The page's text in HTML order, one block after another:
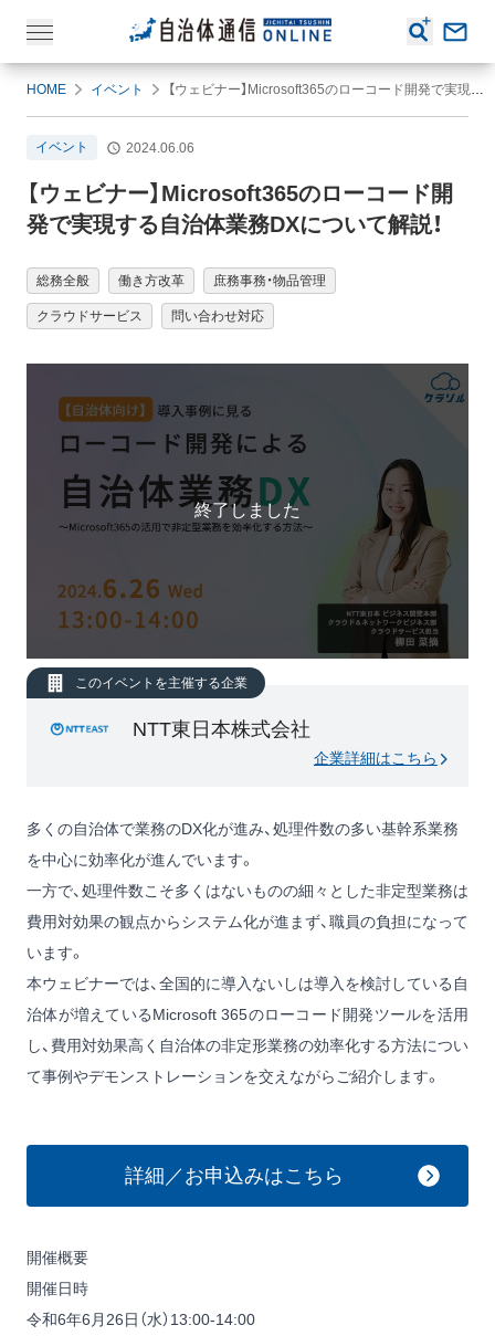
HOME イベント 【ウェビナー】Microsoft365のローコード開発で実現する自治体業務DXについて解説！
イベント 2024.06.06
【ウェビナー】Microsoft365のローコード開
発で実現する自治体業務DXについて解説！
総務全般 働き方改革 庶務事務・物品管理
クラウドサービス 問い合わせ対応
終了しました
このイベントを主催する企業
NTT東日本株式会社
企業詳細はこちら
多くの自治体で業務のDX化が進み、処理件数の多い基幹系業務
を中心に効率化が進んでいます。
一方で、処理件数こそ多くはないものの細々とした非定型業務は
費用対効果の観点からシステム化が進まず、職員の負担になって
います。
本ウェビナーでは、全国的に導入ないしは導入を検討している自
治体が増えているMicrosoft 365のローコード開発ツールを活用
し、費用対効果高く自治体の非定形業務の効率化する方法につい
て事例やデモンストレーションを交えながらご紹介します。
詳細／お申込みはこちら
開催概要
開催日時
令和6年6月26日（水）13:00-14:00